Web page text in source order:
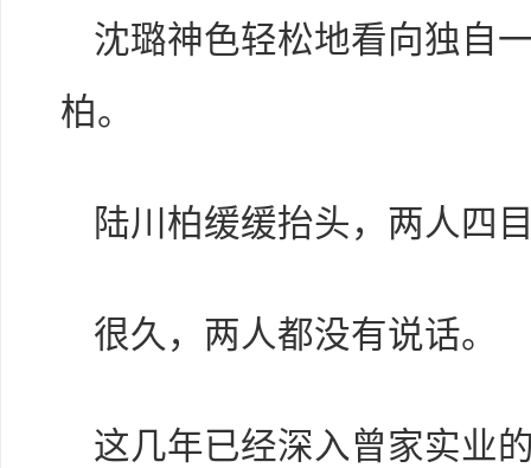
沈璐神色轻松地看向独自
柏。
陆川柏缓缓抬头，两人四
很久，两人都没有说话。
这几年已经深入曾家实业